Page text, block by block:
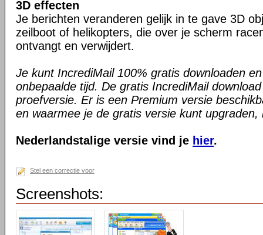
3D effecten
Je berichten veranderen gelijk in te gave 3D
zeilboot of helikopters, die over je scherm
ontvangt en verwijdert.
Je kunt IncrediMail 100% gratis downloaden
onbepaalde tijd. De gratis IncrediMail
proefversie. Er is een Premium versie
en waarmee je de gratis versie kunt
Nederlandstalige versie vind je hier.
Stel een correctie voor
Screenshots: